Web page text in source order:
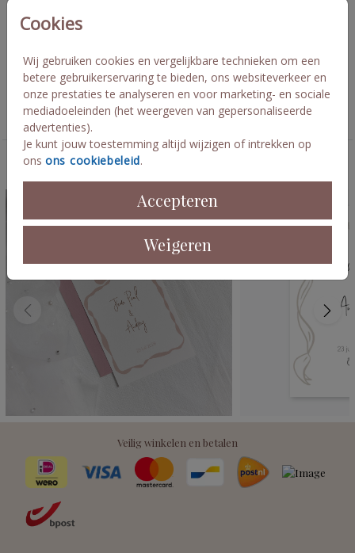
Cookies
Wij gebruiken cookies en vergelijkbare technieken om een
betere gebruikerservaring te bieden, ons websiteverkeer en
onze prestaties te analyseren en voor marketing- en sociale
mediadoeleinden (het weergeven van gepersonaliseerde
advertenties).
Je kunt jouw toestemming altijd wijzigen of intrekken op
ons ons cookiebeleid.
Accepteren
Weigeren
Same sex trouwkaart met feestelijk silhouet waarbij de namen in
goudfolie zijn gedrukt. Kleuren en afbeeldingen zijn naar wens
Collectie
Trouwkaarten
Deze kaarten vind je misschien ook leuk
Veilig winkelen en betalen